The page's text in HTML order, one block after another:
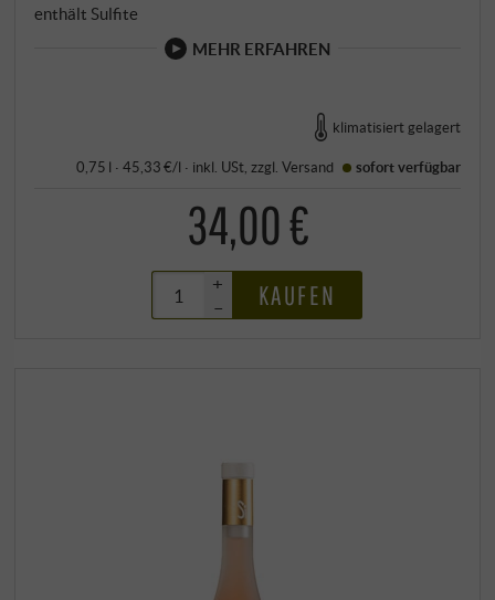
enthält Sulfite
MEHR ERFAHREN
klimatisiert gelagert
0,75 l · 45,33 €/l · inkl. USt, zzgl.Versand sofort verfügbar
34,00 €
+
–
KAUFEN